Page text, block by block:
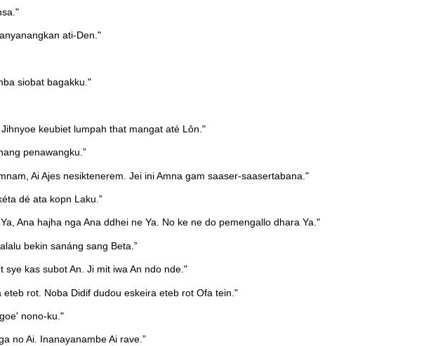
ati-Den."
siobat bagakku."
keubiet lumpah that mangat até Lôn."
penawangku.”
Ai Ajes nesiktenerem. Jei ini Amna gam saaser-saasertabana."
dé ata kopn Laku.”
Ana hajha nga Ana ddhei ne Ya. No ke ne do pemengallo dhara Ya."
bekin sanáng sang Beta.”
kas subot An. Ji mit iwa An ndo nde."
rot. Noba Didif dudou eskeira eteb rot Ofa tein."
nono-ku."
no Ai. Inanayanambe Ai rave.”